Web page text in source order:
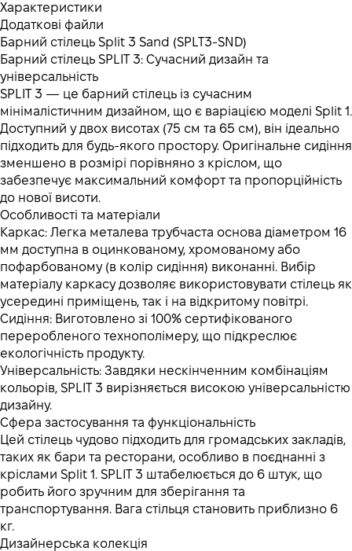
Характеристики
Додаткові файли
Барний стілець Split 3 Sand (SPLT3-SND)
Барний стілець SPLIT 3: Сучасний дизайн та
універсальність
SPLIT 3 — це барний стілець із сучасним
мінімалістичним дизайном, що є варіацією моделі Split 1.
Доступний у двох висотах (75 см та 65 см), він ідеально
підходить для будь-якого простору. Оригінальне сидіння
зменшено в розмірі порівняно з кріслом, що
забезпечує максимальний комфорт та пропорційність
до нової висоти.
Особливості та матеріали
Каркас: Легка металева трубчаста основа діаметром 16
мм доступна в оцинкованому, хромованому або
пофарбованому (в колір сидіння) виконанні. Вибір
матеріалу каркасу дозволяє використовувати стілець як
усередині приміщень, так і на відкритому повітрі.
Сидіння: Виготовлено зі 100% сертифікованого
переробленого технополімеру, що підкреслює
екологічність продукту.
Універсальність: Завдяки нескінченним комбінаціям
кольорів, SPLIT 3 вирізняється високою універсальністю
дизайну.
Сфера застосування та функціональність
Цей стілець чудово підходить для громадських закладів,
таких як бари та ресторани, особливо в поєднанні з
кріслами Split 1. SPLIT 3 штабелюється до 6 штук, що
робить його зручним для зберігання та
транспортування. Вага стільця становить приблизно 6
кг.
Дизайнерська колекція